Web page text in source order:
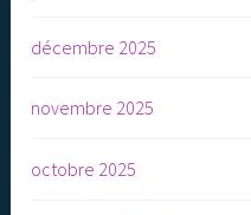
décembre 2025
novembre 2025
octobre 2025